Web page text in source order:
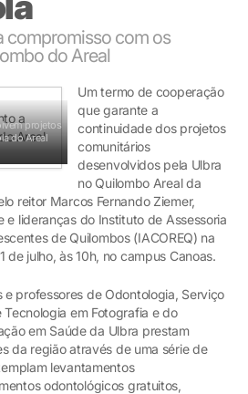
compromisso com os
do Areal
projetos
do Areal
Um termo de cooperação
que garante a
continuidade dos projetos
comunitários
desenvolvidos pela Ulbra
no Quilombo Areal da
reitor Marcos Fernando Ziemer,
e lideranças do Instituto de Assessoria
de Quilombos (IACOREQ) na
de julho, às 10h, no campus Canoas.
e professores de Odontologia, Serviço
Tecnologia em Fotografia e do
em Saúde da Ulbra prestam
da região através de uma série de
levantamentos
odontológicos gratuitos,